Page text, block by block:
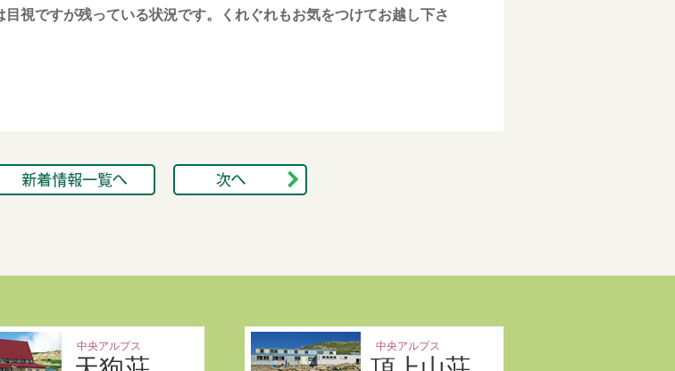
視ですが残っている状況です。くれぐれもお気をつけてお越し下さ
中央アルプス 中央アルプス